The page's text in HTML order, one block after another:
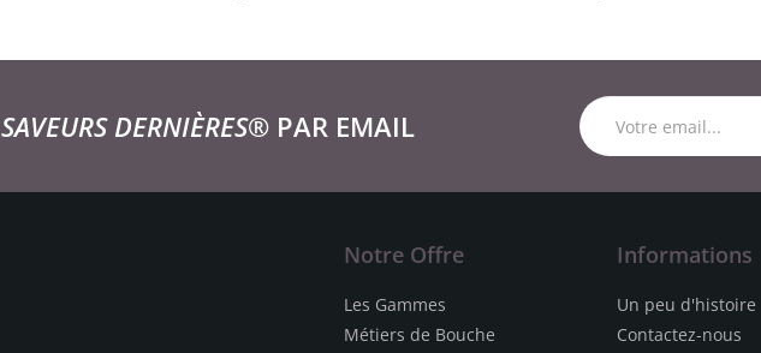
SAVEURS DERNIÈRES® PAR EMAIL
Notre Offre
Les Gammes
Métiers de Bouche
Informations
Un peu d'histoire
Contactez-nous